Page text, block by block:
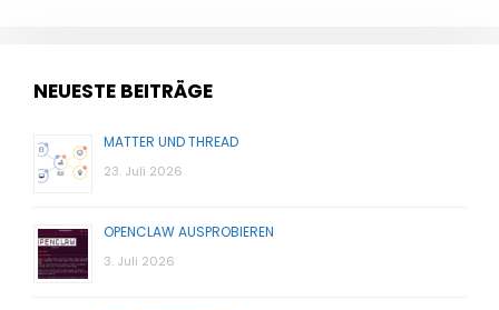
NEUESTE BEITRÄGE
MATTER UND THREAD
23. Juli 2026
OPENCLAW AUSPROBIEREN
3. Juli 2026